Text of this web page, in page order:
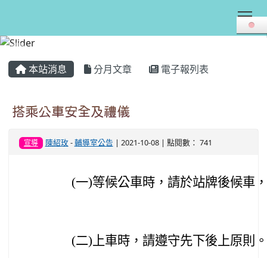
本站消息 分月文章 電子報列表
搭乘公車安全及禮儀
宣導 陳紹玫-輔導室公告 | 2021-10-08 | 點閱數： 741
(一)等候公車時，請於站牌後候車
(二) 上車時，請遵守先下後上原則。